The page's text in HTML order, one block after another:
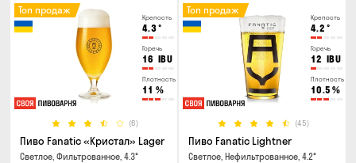
Крепость
4.3°
Горечь
16 IBU
Плотность
11 %
(6)
Топ продаж
Пиво Fanatic «Кристал» Lager
Светлое, Фильтрованное, 4.3°
Крепость
4.2 °
Горечь
12 IBU
Плотность
10.5 %
(45)
Топ продаж
Пиво Fanatic Lightner
Светлое, Нефильтрованное, 4.2°